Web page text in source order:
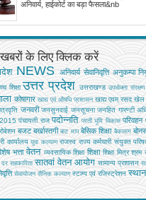
अनिवार्य, हाईकोर्ट का बड़ा फैसला&nb
के लिए क्लिक करें
NEWS अनिवार्य सेवानिवृत्ति अनुकम्पा
शिक्षा उत्तर प्रदेश उत्तराखण्ड उपभोक्‍ता संरक्षण
कोषागार खाद्य एवं औषधि प्रशासन खाद्य एवम् रसद खेल
जनवरी जनसुनवाई जनसूचना जनहित गारण्टी
पंचायती राज पदोन्नति परती भूमि विकास परिवहन
बजट बर्खास्तगी बाट माप बेसिक शिक्षा बैकलाग
कार्यालय युवा कल्याण राजस्व राज्य कर्मचारी संयुक्त
भत्ता वेतन व्‍यवसायिक शिक्षा शिक्षा शिक्षा मित्र श्रम
दर सहकारिता सातवां वेतन आयोग सामान्य प्रशासन
सेवायोजन सैनिक कल्‍याण स्टाम्प एवं रजिस्ट्रेशन